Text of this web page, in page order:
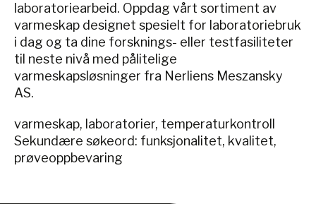
laboratoriearbeid. Oppdag vårt sortiment av
varmeskap designet spesielt for laboratoriebruk
i dag og ta dine forsknings- eller testfasiliteter
til neste nivå med pålitelige
varmeskapsløsninger fra Nerliens Meszansky
AS.
varmeskap, laboratorier, temperaturkontroll
Sekundære søkeord: funksjonalitet, kvalitet,
prøveoppbevaring